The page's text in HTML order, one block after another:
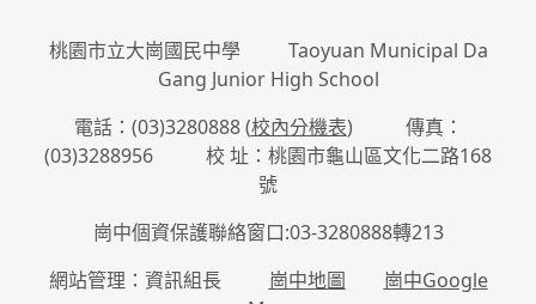
桃園市立大崗國民中學 Taoyuan Municipal Da
Gang Junior High School
電話：(03)3280888 (校內分機表) 傳真：
(03)3288956 校 址：桃園市龜山區文化二路168
號
崗中個資保護聯絡窗口:03-3280888轉213
網站管理：資訊組長 崗中地圖
崗中Google